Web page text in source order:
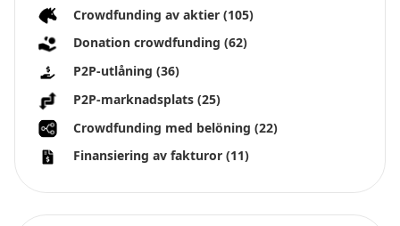
Crowdfunding av aktier (105)
Donation crowdfunding (62)
P2P-utlåning (36)
P2P-marknadsplats (25)
Crowdfunding med belöning (22)
Finansiering av fakturor (11)